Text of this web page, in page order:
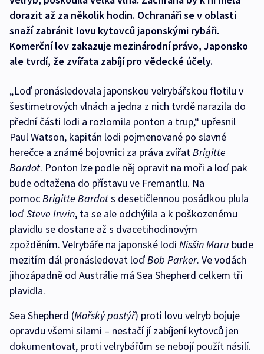
dorazit až za několik hodin. Ochranáři se v oblasti
snaží zabránit lovu kytovců japonskými rybáři.
Komerční lov zakazuje mezinárodní právo, Japonsko
ale tvrdí, že zvířata zabíjí pro vědecké účely.
„Loď pronásledovala japonskou velrybářskou flotilu v
šestimetrových vlnách a jedna z nich tvrdě narazila do
přední části lodi a rozlomila ponton a trup,“ upřesnil
Paul Watson, kapitán lodi pojmenované po slavné
herečce a známé bojovnici za práva zvířatBrigitte
Bardot. Ponton lze podle něj opravit na moři a loď pak
bude odtažena do přístavu ve Fremantlu. Na
pomocBrigitte Bardots desetičlennou posádkou plula
loďSteve Irwin, ta se ale odchýlila a k poškozenému
plavidlu se dostane až s dvacetihodinovým
zpožděním. Velrybáře na japonské lodi Nisšin Maru bude
mezitím dál pronásledovat loďBob Parker. Ve vodách
jihozápadně od Austrálie má Sea Shepherd celkem tři
plavidla.
Sea Shepherd (Mořský pastýř) proti lovu velryb bojuje
opravdu všemi silami – nestačí jí zabíjení kytovců jen
dokumentovat, proti velrybářům se nebojí použít násilí.